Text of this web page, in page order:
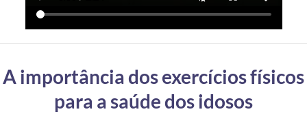
Advocacia-Geral da União
Banco Central do Brasil
Planalto
A importância dos exercícios físicos
para a saúde dos idosos